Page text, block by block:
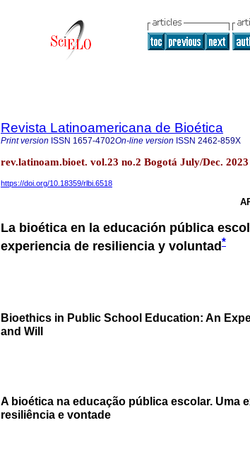
Revista Latinoamericana de Bioética
Print version ISSN 1657-4702On-line version ISSN 2462-859X
rev.latinoam.bioet. vol.23 no.2 Bogotá July/Dec.
https://doi.org/10.18359/rlbi.6518
La bioética en la educación pública
experiencia de resiliencia y voluntad*
Bioethics in Public School Education: An
and Will
A bioética na educação pública escolar. Uma
resiliência e vontade